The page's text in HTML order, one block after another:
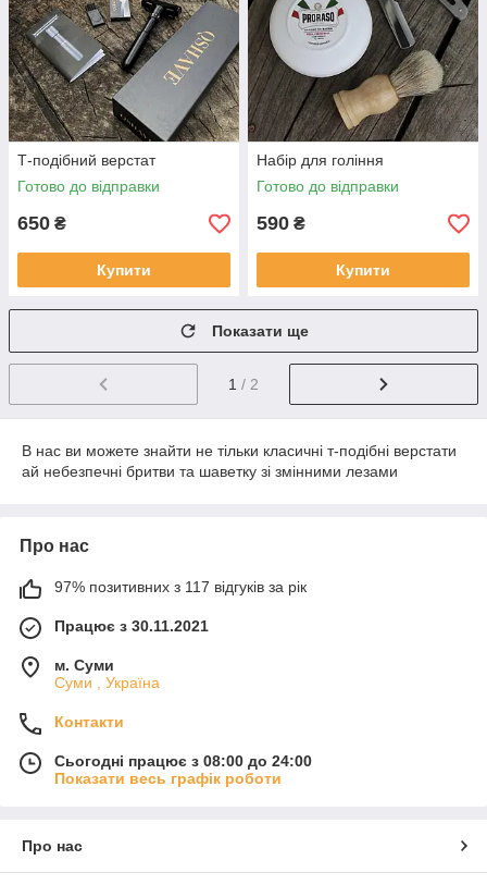
Т-подібний верстат
Готово до відправки
650 ₴
Купити
Набір для гоління
Готово до відправки
590 ₴
Купити
Показати ще
1 / 2
В нас ви можете знайти не тільки класичні т-подібні верстати
ай небезпечні бритви та шаветку зі змінними лезами
Про нас
97% позитивних з 117 відгуків за рік
Працює з 30.11.2021
м. Суми
Суми , Україна
Контакти
Сьогодні працює з 08:00 до 24:00
Показати весь графік роботи
Про нас